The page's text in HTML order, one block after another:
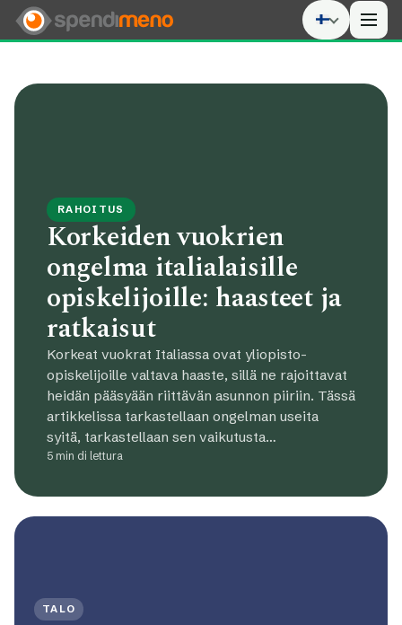
RAHOITUS
Korkeiden vuokrien
ongelma italialaisille
opiskelijoille: haasteet ja
ratkaisut
Korkeat vuokrat Italiassa ovat yliopisto-
opiskelijoille valtava haaste, sillä ne rajoittavat
heidän pääsyään riittävän asunnon piiriin. Tässä
artikkelissa tarkastellaan ongelman useita
syitä, tarkastellaan sen vaikutusta…
5 min di lettura
TALO